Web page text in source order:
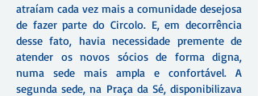
atraíam cada vez mais a comunidade desejosa
de fazer parte do Circolo. E, em decorrência
desse fato, havia necessidade premente de
atender os novos sócios de forma digna,
numa sede mais ampla e confortável. A
segunda sede, na Praça da Sé, disponibilizava